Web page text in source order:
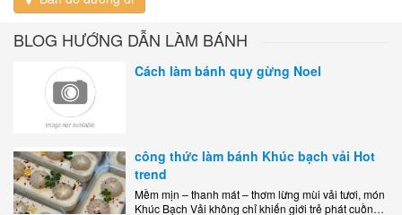
BLOG HƯỚNG DẪN LÀM BÁNH
Cách làm bánh quy gừng Noel
công thức làm bánh Khúc bạch vải Hot
trend
Mềm mịn – thanh mát – thơm lừng mùi vải tươi, món
Khúc Bạch Vải không chỉ khiến giới trẻ phát cuồng